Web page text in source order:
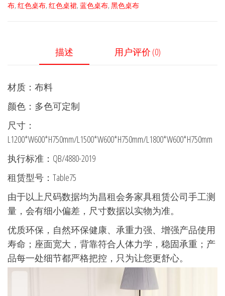
布, 红色桌布, 红色桌裙, 蓝色桌布, 黑色桌布
描述 用户评价 (0)
材质：布料
颜色：多色可定制
尺寸：
L1200*W600*H750mm/L1500*W600*H750mm/L1800*W600*H750mm
执行标准：QB/4880-2019
租赁型号：Table75
由于以上尺码数据均为昌租会务家具租赁公司手工测
量，会有细小偏差，尺寸数据以实物为准。
优质环保，自然环保健康、承重力强、增强产品使用
寿命；座面宽大，背靠符合人体力学，稳固承重；产
品每一处细节都严格把控，只为让您更舒心。